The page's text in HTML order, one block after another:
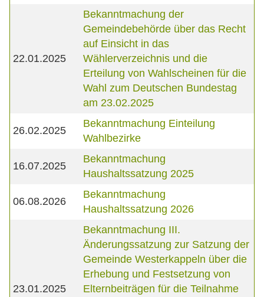
22.01.2025
Bekanntmachung der
Gemeindebehörde über das Recht
auf Einsicht in das
Wählerverzeichnis und die
Erteilung von Wahlscheinen für die
Wahl zum Deutschen Bundestag
am 23.02.2025
26.02.2025
Bekanntmachung Einteilung
Wahlbezirke
16.07.2025
Bekanntmachung
Haushaltssatzung 2025
06.08.2026
Bekanntmachung
Haushaltssatzung 2026
23.01.2025
Bekanntmachung III.
Änderungssatzung zur Satzung der
Gemeinde Westerkappeln über die
Erhebung und Festsetzung von
Elternbeiträgen für die Teilnahme